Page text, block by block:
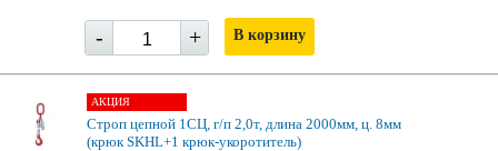
- + В корзину
АКЦИЯ
Строп цепной 1СЦ, г/п 2,0т, длина 2000мм, ц. 8мм
(крюк SKHL+1 крюк-укоротитель)